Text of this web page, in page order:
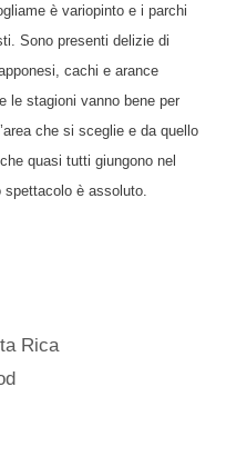
è variopinto e i parchi
Sono presenti delizie di
cachi e arance
le stagioni vanno bene per
che si sceglie e da quello
quasi tutti giungono nel
è assoluto.
Rica